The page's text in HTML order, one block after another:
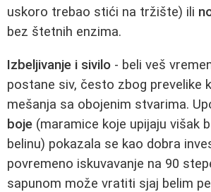
uskoro trebao stići na tržište) ili
bez štetnih enzima.
Izbeljivanje i sivilo - beli veš
postane siv, često zbog prevelike
mešanja sa obojenim stvarima.
boje (maramice koje upijaju višak
belinu) pokazala se kao dobra
povremeno iskuvavanje na 90
sapunom može vratiti sjaj belim